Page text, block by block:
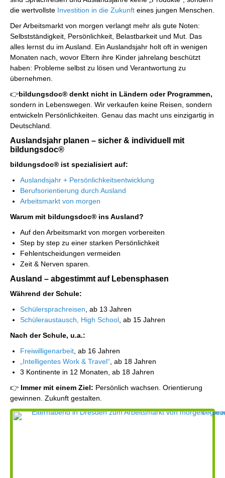
die wertvollste Investition in die Zukunft eines jungen Menschen.
Der Arbeitsmarkt von morgen verlangt mehr als gute Noten:
Selbstständigkeit, Persönlichkeit, Belastbarkeit und Mut. Das
alles lernst du im Ausland. Ein Auslandsjahr holt oft in wenigen
Monaten nach, wovor Eltern ihre Kinder jahrelang beschützt
haben: Probleme selbst zu lösen und Verantwortung zu
übernehmen.
👉bildungsdoc® denkt nicht in Ländern oder Programmen,
sondern in Lebenswegen. Wir verkaufen keine Reisen, sondern
entwickeln Persönlichkeiten. Genau das macht uns einzigartig in
Deutschland.
Auslandsjahr planen – sicher & individuell mit
bildungsdoc®
bildungsdoc® ist spezialisiert auf:
Auslandsjahr + Persönlichkeitsentwicklung
Berufsorientierung durch Ausland
Arbeitsmarkt von morgen
Warum mit bildungsdoc® ins Ausland?
Auf den Arbeitsmarkt von morgen vorbereiten
Step by step zu einer starken Persönlichkeit
Fehlentscheidungen vermeiden
Zeit & Nerven sparen.
Ausland – abgestimmt auf Lebensphasen
Während der Schule:
Schülersprachreisen , ab 13 Jahren
Schüleraustausch, High School , ab 15 Jahren
Nach der Schule, u.a.:
Freiwilligenarbeit , ab 16 Jahren
„Intelligentes Work & Travel“ , ab 18 Jahren
3 Kontinente in 12 Monaten, ab 18 Jahren
👉 Immer mit einem Ziel: Persönlich wachsen. Orientierung
gewinnen. Zukunft gestalten.